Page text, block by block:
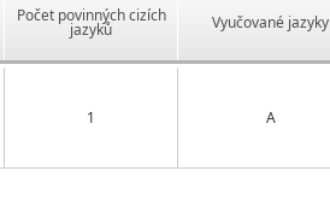
Počet povinných cizích
jazyků Vyučované jazyky
1 A